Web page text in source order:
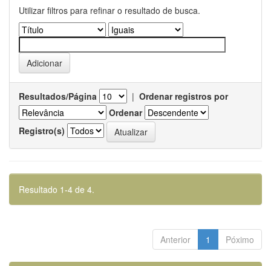
Utilizar filtros para refinar o resultado de busca.
Resultados/Página | Ordenar registros por
Ordenar
Registro(s)
Resultado 1-4 de 4.
Anterior 1 Póximo